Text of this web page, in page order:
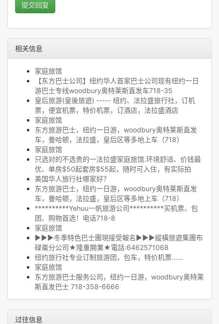
提交回复
相关信息
家庭旅馆
【东方巴士公司】纽约华人首家巴士公司现有纽约一日
游巴士专线woodbury奥特莱斯直发车718-35
皇后旅游(皇後旅遊) ----- 纽约、法拉盛旅行社，订机
票，便宜机票，特价机票，订酒店，法拉盛酒店
家庭旅馆
东方旅游巴士，纽约一日游，woodbury奥特莱斯直发
车，曼哈顿，法拉盛，皇后区等多地上车（718）
家庭旅馆
只选对的不选贵的一法拉盛家庭旅馆.环境舒适、价钱最
优、单房$50起套房$55起，随时可入住，有实际拍
美国华人旅行社哪家好？
东方旅游巴士，纽约一日游，woodbury奥特莱斯直发
车，曼哈顿，法拉盛，皇后区等多地上车（718）
**********Yehuu一帆旅游公司**********买机票、包
团、购物首选！电话718-8
家庭旅馆
▶▶▶冬季特色巴士團現接受報名▶▶▶縱橫旅遊集團布
碌崙分公司★隆重開業★電話:6462571068
纽约旅行社专业订制旅游团，包车，特价机票……
家庭旅馆
东方旅游巴士服务公司，纽约一日游，woodbury奥特莱
斯直发巴士 718-358-6666
过往信息